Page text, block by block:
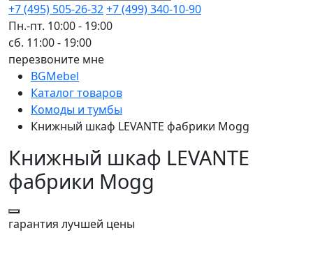
+7 (495) 505-26-32+7 (499) 340-10-90
Пн.-пт. 10:00 - 19:00
сб. 11:00 - 19:00
перезвоните мне
BGMebel
Каталог товаров
Комоды и тумбы
Книжный шкаф LEVANTE фабрики Mogg
Книжный шкаф LEVANTE
фабрики Mogg
гарантия лучшей цены